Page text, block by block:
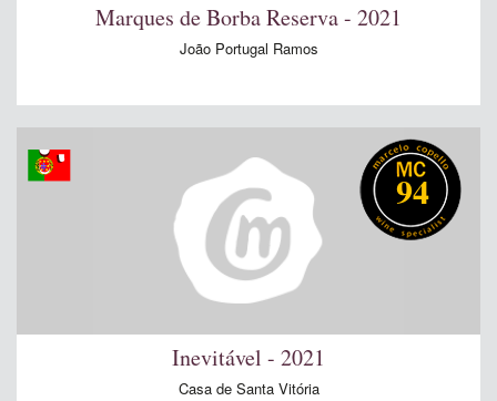
Marques de Borba Reserva - 2021
João Portugal Ramos
94
Inevitável - 2021
Casa de Santa Vitória